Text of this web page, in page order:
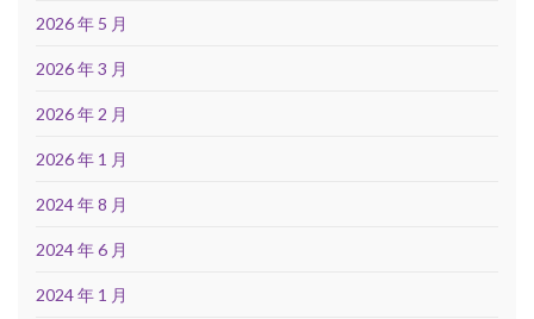
2026 年 5 月
2026 年 3 月
2026 年 2 月
2026 年 1 月
2024 年 8 月
2024 年 6 月
2024 年 1 月